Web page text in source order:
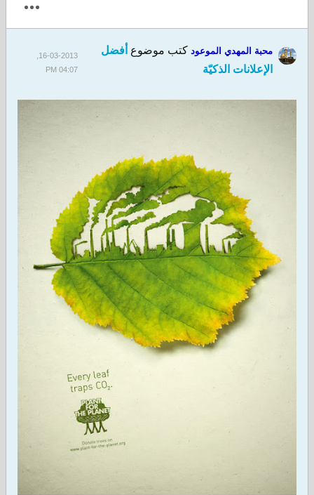
محبة المهدي الموعودكتب موضوع أفضل
الإعلانات الذكيّة
04:07 PM